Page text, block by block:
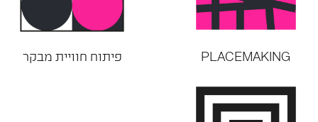
PLACEMAKING פיתוח חוויית מבקר